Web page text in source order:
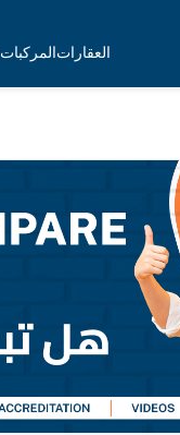
العقاراتالمركبات